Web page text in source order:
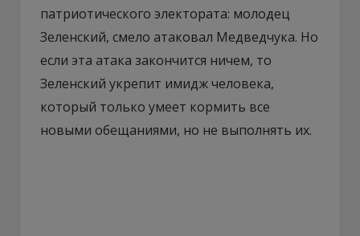
патриотического электората: молодец
Зеленский, смело атаковал Медведчука. Но
если эта атака закончится ничем, то
Зеленский укрепит имидж человека,
который только умеет кормить все
новыми обещаниями, но не выполнять их.